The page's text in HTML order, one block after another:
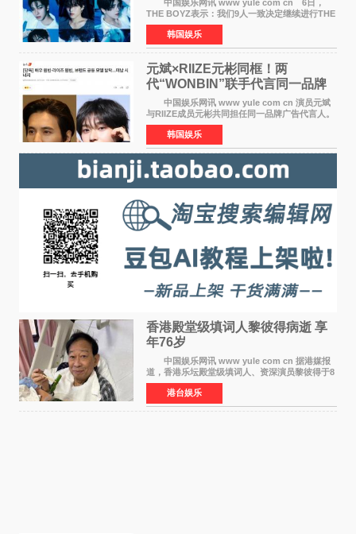
中国娱乐网讯 www yule com cn 6日，
THE BOYZ表示：我们9人一致决定继续进行THE
BOYZ组合活动，并且已经完成了组合团体活动
签约。目前正在新生厂牌下进行活动准备。尚未
离开THE BOYZ原所
韩国娱乐
元斌×RIIZE元彬同框！两
代“WONBIN”联手代言同一品牌
颜值天花板合体
中国娱乐网讯 www yule com cn 演员元斌
与RIIZE成员元彬共同担任同一品牌广告代言人。
6日据独家报道，继演员元斌之后，RIIZE元彬最
近也被选为某在线中介平台A公司的共同广告代言
人，两人将作
韩国娱乐
香港殿堂级填词人黎彼得病逝 享
年76岁​
中国娱乐网讯 www yule com cn 据港媒报
道，香港乐坛殿堂级填词人、资深演员黎彼得于8
月5日上午因病离世，终年76岁。好友钟志光透
露，黎彼得今年3月中风后便卧床休养，身体机能
持续衰退，最
港台娱乐